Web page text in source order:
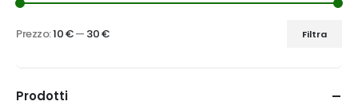
Filtra
Prezzo:10 €— 30 €
Prodotti